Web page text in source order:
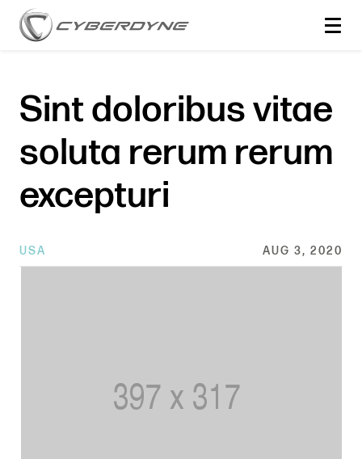
Sint doloribus vitae
soluta rerum rerum
excepturi
USA AUG 3, 2020